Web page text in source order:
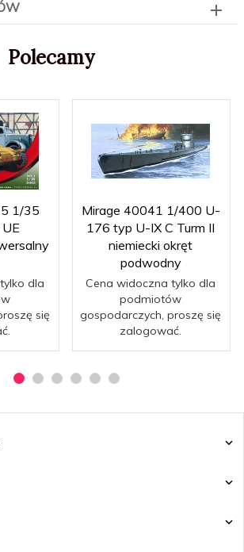
Polecamy
1/35
dla
się
Mirage 40041 1/400 U-
176 typ U-IX C Turm II
niemiecki okręt
podwodny
Cena widoczna tylko dla
podmiotów
gospodarczych, proszę się
zalogować.